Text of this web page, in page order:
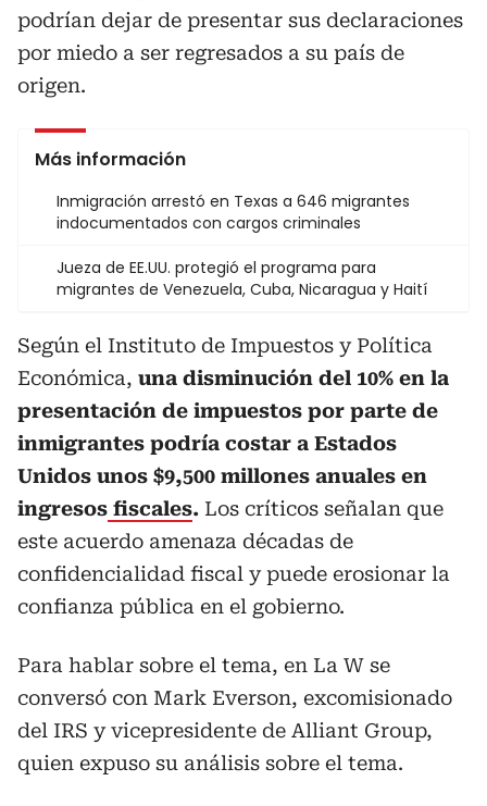
podrían dejar de presentar sus declaraciones
por miedo a ser regresados a su país de
origen.
Más información
Inmigración arrestó en Texas a 646 migrantes
indocumentados con cargos criminales
Jueza de EE.UU. protegió el programa para
migrantes de Venezuela, Cuba, Nicaragua y Haití
Según el Instituto de Impuestos y Política
Económica, una disminución del 10% en la
presentación de impuestos por parte de
inmigrantes podría costar a Estados
Unidos unos $9,500 millones anuales en
ingresos fiscales. Los críticos señalan que
este acuerdo amenaza décadas de
confidencialidad fiscal y puede erosionar la
confianza pública en el gobierno.
Para hablar sobre el tema, en La W se
conversó con Mark Everson, excomisionado
del IRS y vicepresidente de Alliant Group,
quien expuso su análisis sobre el tema.